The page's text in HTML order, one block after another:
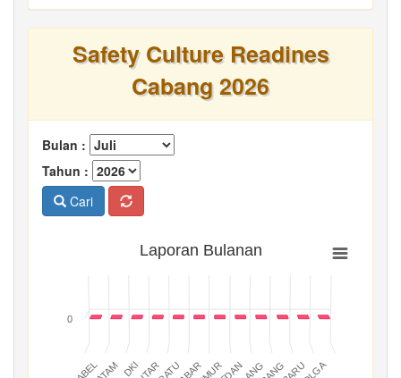
Safety Culture Readines
Cabang 2026
Bulan :
Tahun :
Cari
Laporan Bulanan
DKI
0